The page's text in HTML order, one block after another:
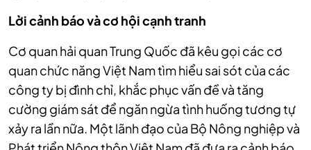
Lời cảnh báo và cơ hội cạnh tranh
Cơ quan hải quan Trung Quốc đã kêu gọi các cơ
quan chức năng Việt Nam tìm hiểu sai sót của các
công ty bị đình chỉ, khắc phục vấn đề và tăng
cường giám sát để ngăn ngừa tình huống tương tự
xảy ra lần nữa. Một lãnh đạo của Bộ Nông nghiệp và